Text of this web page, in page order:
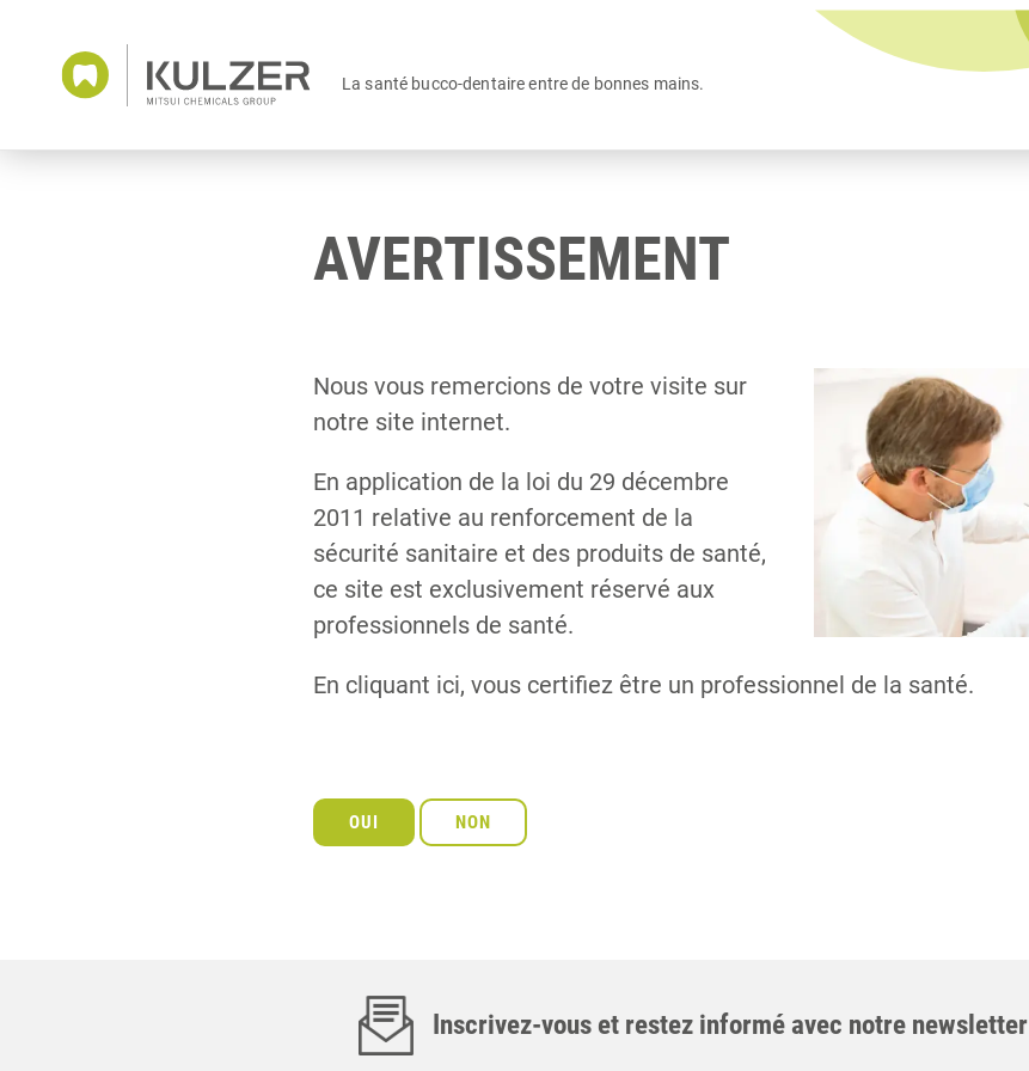
La santé bucco-dentaire entre de bonnes mains.
AVERTISSEMENT
Nous vous remercions de votre visite sur
notre site internet.
En application de la loi du 29 décembre
2011 relative au renforcement de la
sécurité sanitaire et des produits de santé,
ce site est exclusivement réservé aux
professionnels de santé.
En cliquant ici, vous certifiez être un professionnel de la santé.
Inscrivez-vous et restez informé avec notre newsletter